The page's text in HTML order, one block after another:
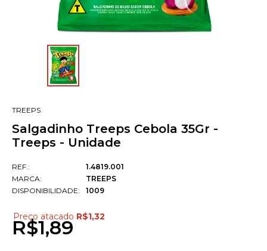
TREEPS
Salgadinho Treeps Cebola 35Gr -
Treeps - Unidade
REF.:
MARCA:
DISPONIBILIDADE:
1.4819.001
TREEPS
1009
Preço atacado R$1,32
R$1,89